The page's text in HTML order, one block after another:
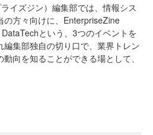
イズジン）編集部では、情報シス
の方々向けに、EnterpriseZine
という、3つのイベントを
集部独自の切り口で、業界トレン
向を知ることができる場として、